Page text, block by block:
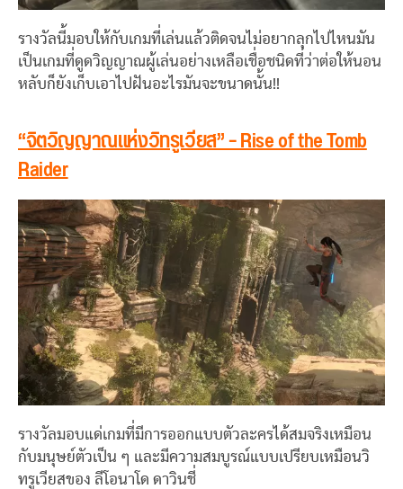
รางวัลนี้มอบให้กับเกมที่เล่นแล้วติดจนไม่อยากลุกไปไหนมัน
เป็นเกมที่ดูดวิญญาณผู้เล่นอย่างเหลือเชื่อชนิดที่ว่าต่อให้นอน
หลับก็ยังเก็บเอาไปฝันอะไรมันจะขนาดนั้น!!
“จิตวิญญาณแห่งวิทรูเวียส” – Rise of the Tomb
Raider
รางวัลมอบแด่เกมที่มีการออกแบบตัวละครได้สมจริงเหมือน
กับมนุษย์ตัวเป็น ๆ และมีความสมบูรณ์แบบเปรียบเหมือนวิ
ทรูเวียสของ ลีโอนาโด ดาวินชี่